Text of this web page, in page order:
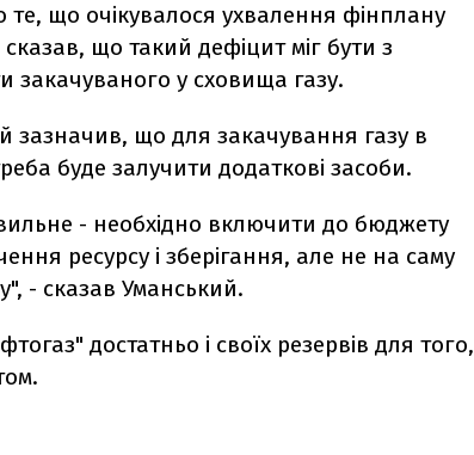
що очікувалося ухвалення фінплану
що такий дефіцит міг бути з
закачуваного у сховища газу.
зазначив, що для закачування газу в
буде залучити додаткові засоби.
- необхідно включити до бюджету
ресурсу і зберігання, але не на саму
- сказав Уманський.
достатньо і своїх резервів для того,